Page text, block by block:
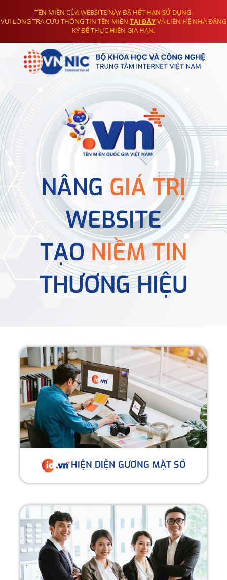
TÊN MIỀN CỦA WEBSITE NÀY ĐÃ HẾT HẠN SỬ DỤNG.
VUI LÒNG TRA CỨU THÔNG TIN TÊN MIỀN TẠI ĐÂYVÀ LIÊN HỆ NHÀ ĐĂNG
KÝ ĐỂ THỰC HIỆN GIA HẠN.
NÂNG GIÁ TRỊ
WEBSITE
TẠONIỀM TIN
THƯƠNG HIỆU
HIỆN DIỆN GƯƠNG MẶT SỐ